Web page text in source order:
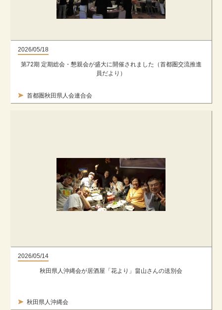
2026/05/18
首都圏秋田県人会連合会
第72期 定期総会・懇親会が盛大に開催されました（首都圏交流推進
員だより）
2026/05/14
秋田県人沖縄会
秋田県人沖縄会が居酒屋「花より」畠山さんの送別会